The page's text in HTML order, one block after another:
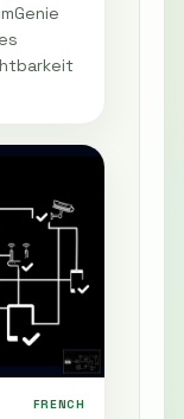
FRENCH